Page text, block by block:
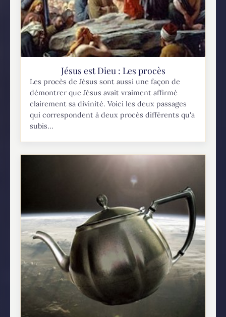
Jésus est Dieu : Les procès
Les procès de Jésus sont aussi une façon de
démontrer que Jésus avait vraiment affirmé
clairement sa divinité. Voici les deux passages
qui correspondent à deux procès différents qu'a
subis...